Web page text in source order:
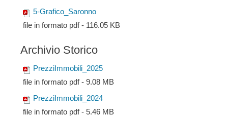
5-Grafico_Saronno
file in formato pdf - 116.05 KB
Archivio Storico
PrezziImmobili_2025
file in formato pdf - 9.08 MB
PrezziImmobili_2024
file in formato pdf - 5.46 MB